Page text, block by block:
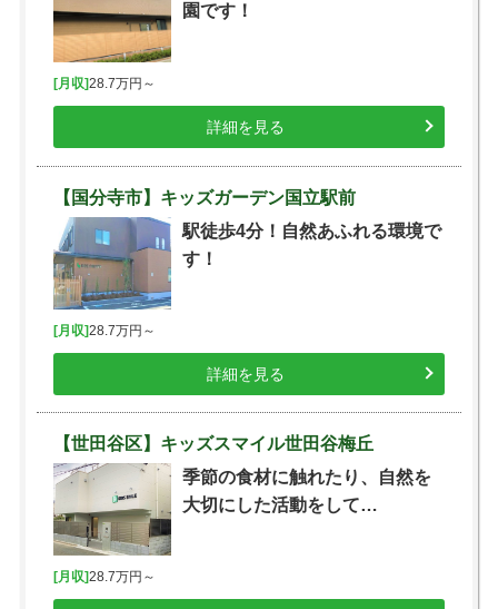
園です！
[月収]28.7万円～
詳細を見る
【国分寺市】キッズガーデン国立駅前
駅徒歩4分！自然あふれる環境で
す！
[月収]28.7万円～
詳細を見る
【世田谷区】キッズスマイル世田谷梅丘
季節の食材に触れたり、自然を
大切にした活動をして…
[月収]28.7万円～